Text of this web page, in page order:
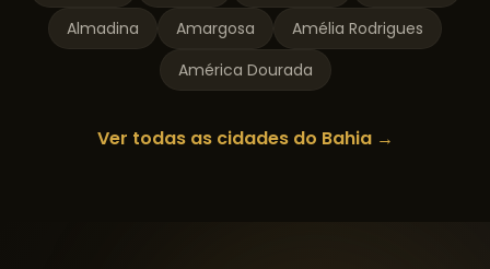
Almadina
Amargosa
Amélia Rodrigues
América Dourada
Ver todas as cidades do Bahia→